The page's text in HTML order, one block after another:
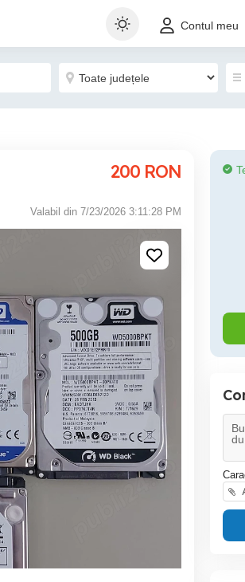
Contul meu
200 RON
Valabil din 7/23/2026 3:11:28 PM